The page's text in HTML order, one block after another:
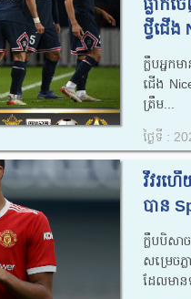
ធ្លាក់
ថ្វីជើង
ក្លឹបអ្នក
ជើង
ត្រឹម...
ថ្ងៃទី :
វីវរហ
បាន
ក្លឹបបិសា
សម្រេច
ដែលមាន